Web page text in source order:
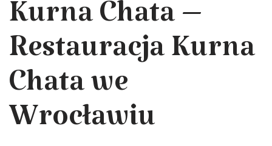
Kurna Chata –
Restauracja Kurna
Chata we
Wrocławiu